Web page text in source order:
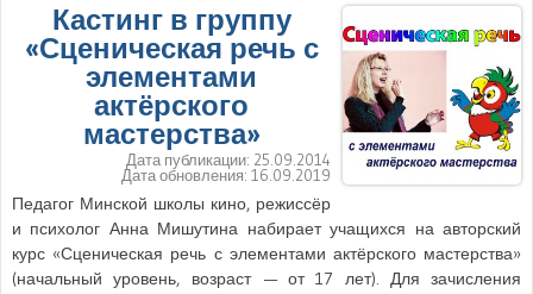
Кастинг в группу
«Сценическая речь с
элементами
актёрского
мастерства»
Дата публикации: 25.09.2014
Дата обновления: 16.09.2019
Педагог Минской школы кино, режиссёр
и психолог Анна Мишутина набирает учащихся на авторский
курс «Сценическая речь с элементами актёрского мастерства»
(начальный уровень, возраст — от 17 лет). Для зачисления